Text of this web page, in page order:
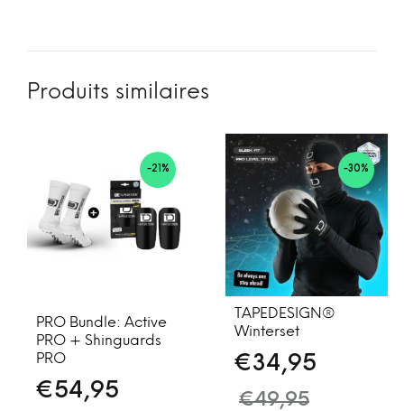
Produits similaires
-21%
PRO Bundle: Active
PRO + Shinguards
PRO
€54,95
-30%
TAPEDESIGN®
Winterset
€34,95
€49,95